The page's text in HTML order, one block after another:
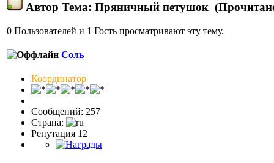
Автор Тема: Пряничный петушок
0 Пользователей и 1 Гость просматривают эту тему.
Соль
Координатор
Сообщений: 257
Страна:
Репутация 12